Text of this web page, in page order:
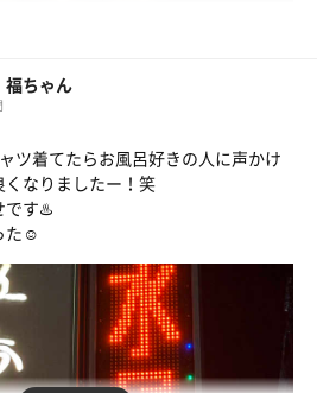
ちゃん
ツ着てたらお風呂好きの人に声かけ
なりましたー！笑
です♨️
た☺️